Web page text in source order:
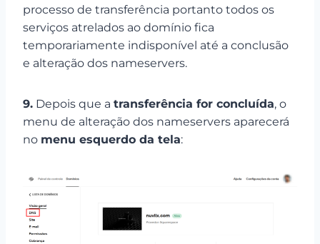
processo de transferência portanto todos os
serviços atrelados ao domínio fica
temporariamente indisponível até a conclusão
e alteração dos nameservers.
9. Depois que a transferência for concluída, o
menu de alteração dos nameservers aparecerá
no menu esquerdo da tela: